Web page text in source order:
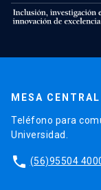
MESA CENTRAL
Teléfono para
Universidad.
phone (56)95504